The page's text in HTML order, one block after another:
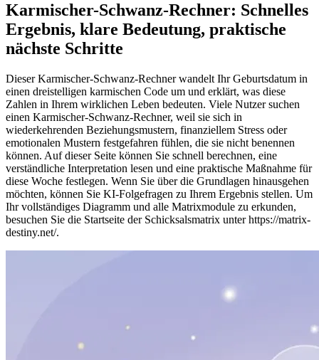
Karmischer-Schwanz-Rechner: Schnelles
Ergebnis, klare Bedeutung, praktische
nächste Schritte
Dieser Karmischer-Schwanz-Rechner wandelt Ihr Geburtsdatum in
einen dreistelligen karmischen Code um und erklärt, was diese
Zahlen in Ihrem wirklichen Leben bedeuten. Viele Nutzer suchen
einen Karmischer-Schwanz-Rechner, weil sie sich in
wiederkehrenden Beziehungsmustern, finanziellem Stress oder
emotionalen Mustern festgefahren fühlen, die sie nicht benennen
können. Auf dieser Seite können Sie schnell berechnen, eine
verständliche Interpretation lesen und eine praktische Maßnahme für
diese Woche festlegen. Wenn Sie über die Grundlagen hinausgehen
möchten, können Sie KI-Folgefragen zu Ihrem Ergebnis stellen. Um
Ihr vollständiges Diagramm und alle Matrixmodule zu erkunden,
besuchen Sie die Startseite der Schicksalsmatrix unter https://matrix-
destiny.net/.